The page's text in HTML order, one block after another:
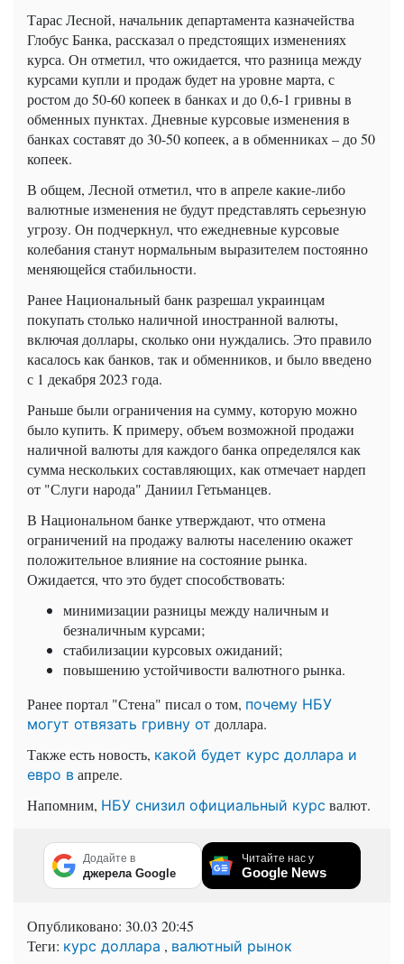
Тарас Лесной, начальник департамента казначейства
Глобус Банка, рассказал о предстоящих изменениях
курса. Он отметил, что ожидается, что разница между
курсами купли и продаж будет на уровне марта, с
ростом до 50-60 копеек в банках и до 0,6-1 гривны в
обменных пунктах. Дневные курсовые изменения в
банках составят до 30-50 копеек, а в обменниках – до 50
копеек.
В общем, Лесной отметил, что в апреле какие-либо
валютные изменения не будут представлять серьезную
угрозу. Он подчеркнул, что ежедневные курсовые
колебания станут нормальным выразителем постоянно
меняющейся стабильности.
Ранее Национальный банк разрешал украинцам
покупать столько наличной иностранной валюты,
включая доллары, сколько они нуждались. Это правило
касалось как банков, так и обменников, и было введено
с 1 декабря 2023 года.
Раньше были ограничения на сумму, которую можно
было купить. К примеру, объем возможной продажи
наличной валюты для каждого банка определялся как
сумма нескольких составляющих, как отмечает нардеп
от "Слуги народа" Даниил Гетьманцев.
В Национальном банке утверждают, что отмена
ограничений на продажу валюты населению окажет
положительное влияние на состояние рынка.
Ожидается, что это будет способствовать:
минимизации разницы между наличным и
безналичным курсами;
стабилизации курсовых ожиданий;
повышению устойчивости валютного рынка.
Ранее портал "Стена" писал о том, почему НБУ
могут отвязать гривну от доллара.
Также есть новость, какой будет курс доллара и
евро в апреле.
Напомним, НБУ снизил официальный курс валют.
Додайте в
джерела Google
Читайте нас у
Google News
Опубликовано: 30.03 20:45
Теги: курс доллара , валютный рынок